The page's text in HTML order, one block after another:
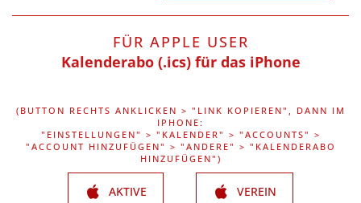
FÜR APPLE USER
Kalenderabo (.ics) für das iPhone
(BUTTON RECHTS ANKLICKEN > "LINK KOPIEREN", DANN IM
IPHONE:
"EINSTELLUNGEN" > "KALENDER" > "ACCOUNTS" >
"ACCOUNT HINZUFÜGEN" > "ANDERE" > "KALENDERABO
HINZUFÜGEN")
AKTIVE VEREIN